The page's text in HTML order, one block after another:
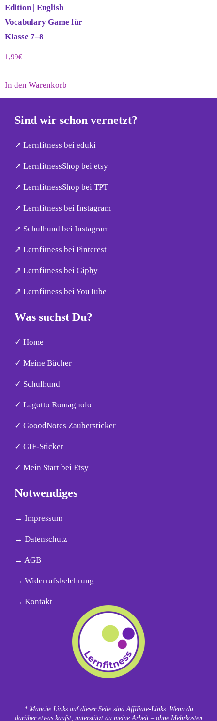
Edition | English
Vocabulary Game für
Klasse 7–8
1,99€
In den Warenkorb
Sind wir schon vernetzt?
↗︎ Lernfitness bei eduki
↗︎ LernfitnessShop bei etsy
↗︎ LernfitnessShop bei TPT
↗︎ Lernfitness bei Instagram
↗︎ Schulhund bei Instagram
↗︎ Lernfitness bei Pinterest
↗︎ Lernfitness bei Giphy
↗︎ Lernfitness bei YouTube
Was suchst Du?
✓ Home
✓ Meine Bücher
✓ Schulhund
✓ Lagotto Romagnolo
✓ GooodNotes Zaubersticker
✓ GIF-Sticker
✓ Mein Start bei Etsy
Notwendiges
→ Impressum
→ Datenschutz
→ AGB
→ Widerrufsbelehrung
→ Kontakt
* Manche Links auf dieser Seite sind Affiliate-Links. Wenn du
darüber etwas kaufst, unterstützt du meine Arbeit – ohne Mehrkosten